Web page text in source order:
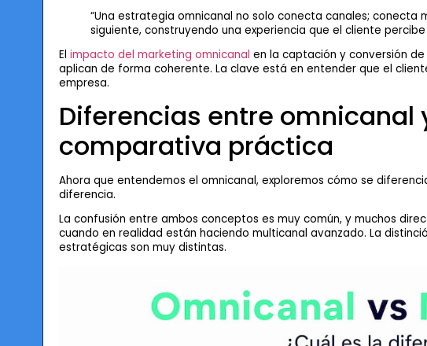
“Una estrategia omnicanal no solo conecta canales; conecta
siguiente, construyendo una experiencia que el cliente
El impacto del marketing omnicanal en la captación y conversión
aplican de forma coherente. La clave está en entender que el
empresa.
Diferencias entre omnicanal
comparativa práctica
Ahora que entendemos el omnicanal, exploremos cómo se
diferencia.
La confusión entre ambos conceptos es muy común, y muchos
cuando en realidad están haciendo multicanal avanzado. La
estratégicas son muy distintas.